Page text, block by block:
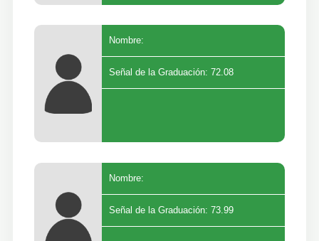
Nombre:
Señal de la Graduación: 72.08
Nombre:
Señal de la Graduación: 73.99